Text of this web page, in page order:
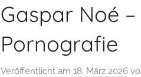
Gaspar Noé
Pornografie
Veröffentlicht am 18. März 2026